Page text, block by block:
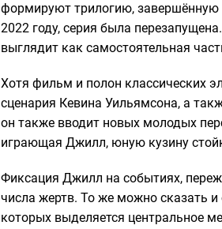
формируют трилогию, завершённую
2022 году, серия была
выглядит как самостоятельная
Хотя фильм и полон классических
сценария Кевина Уильямсона, а
он также вводит новых молодых
играющая Джилл, юную кузину
Фиксация Джилл на событиях,
числа жертв. То же можно сказать
которых выделяется центральное